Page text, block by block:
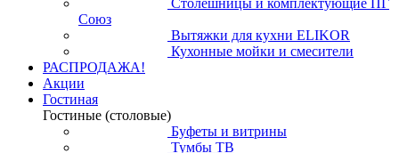
Союз
Вытяжки для кухни ELIKOR
Кухонные мойки и смесители
РАСПРОДАЖА!
Акции
Гостиная
Гостиные (столовые)
Буфеты и витрины
Тумбы ТВ